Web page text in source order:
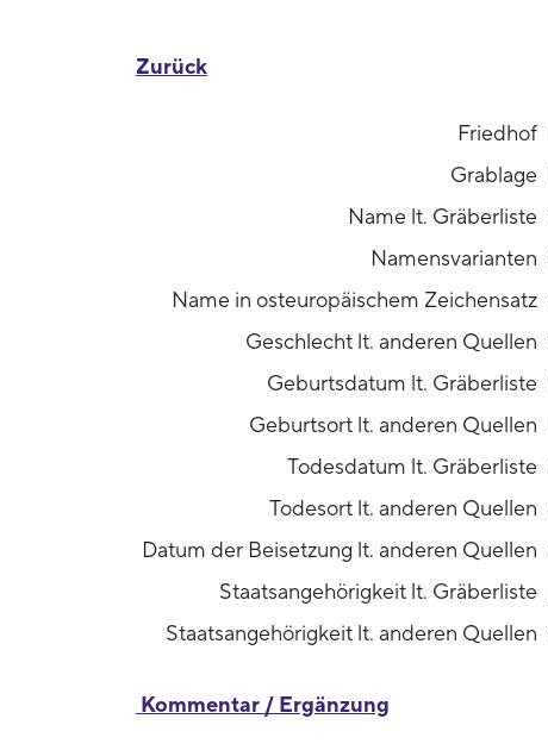
Zurück
Friedhof
Grablage
Name lt. Gräberliste
Namensvarianten
Name in osteuropäischem Zeichensatz
Geschlecht lt. anderen Quellen
Geburtsdatum lt. Gräberliste
Geburtsort lt. anderen Quellen
Todesdatum lt. Gräberliste
Todesort lt. anderen Quellen
Datum der Beisetzung lt. anderen Quellen
Staatsangehörigkeit lt. Gräberliste
Staatsangehörigkeit lt. anderen Quellen
Kommentar / Ergänzung